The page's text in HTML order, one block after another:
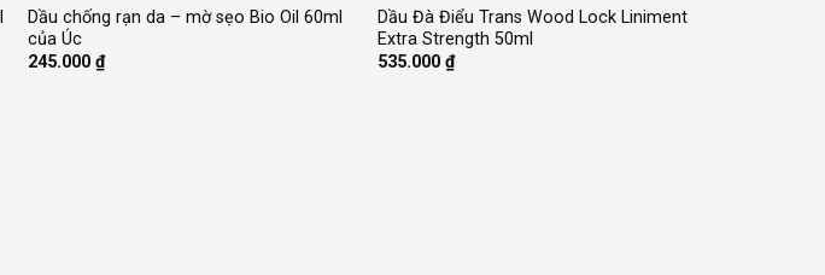
Dầu chống rạn da – mờ sẹo Bio Oil 60ml
của Úc
245.000₫
Dầu Đà Điểu Trans Wood Lock Liniment
Extra Strength 50ml
535.000 ₫